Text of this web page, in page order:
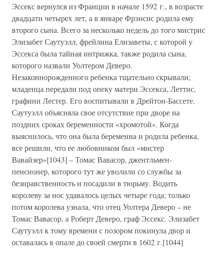
Эссекс вернулся из Франции в начале 1592 г., в возрасте
двадцати четырех лет, а в январе Фрэнсис родила ему
второго сына. Всего за несколько недель до того мистрис
Элизабет Саутуэлл, фрейлина Елизаветы, с которой у
Эссекса была тайная интрижка, также родила сына,
которого назвали Уолтером Деверо.
Незаконнорожденного ребенка тщательно скрывали;
младенца передали под опеку матери Эссекса, Леттис,
графини Лестер. Его воспитывали в Дрейтон-Бассете.
Саутуэлл объясняла свое отсутствие при дворе на
поздних сроках беременности «хромотой». Когда
выяснилось, что она была беременна и родила ребенка,
все решили, что ее любовником был «мистер
Вавайзер»[1043] – Томас Вавасор, джентльмен-
пенсионер, которого тут же уволили со службы за
безнравственность и посадили в тюрьму. Водить
королеву за нос удавалось целых четыре года; только
потом королева узнала, что отец Уолтера Деверо – не
Томас Вавасор, а Роберт Деверо, граф Эссекс. Элизабет
Саутуэлл к тому времени с позором покинула двор и
оставалась в опале до своей смерти в 1602 г.[1044]